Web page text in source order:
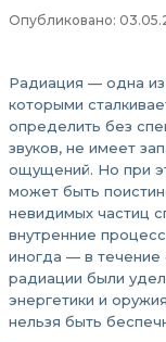
Опубликовано:
Радиация — одна из
которыми
определить без
звуков, не имеет
ощущений. Но при
может быть
невидимых частиц
внутренние
иногда — в течение
радиации были
энергетики и
нельзя быть